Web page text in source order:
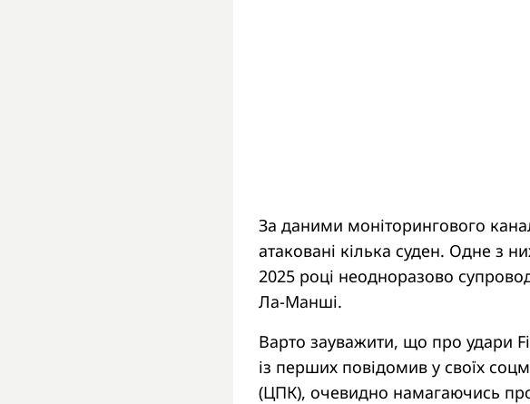
За даними моніторингового
атаковані кілька суден. Одне з
2025 році неодноразово
Ла-Манші.
Варто зауважити, що про удари
із перших повідомив у своїх
(ЦПК), очевидно намагаючись